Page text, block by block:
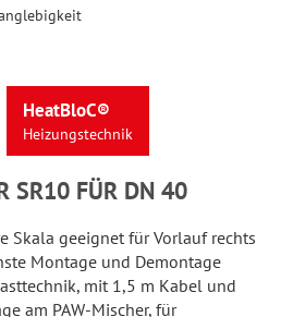
HeatBloC®
Heizungstechnik
SR10 FÜR DN 40
Skala geeignet für Vorlauf rechts
Montage und Demontage
mit 1,5 m Kabel und
am PAW-Mischer, für